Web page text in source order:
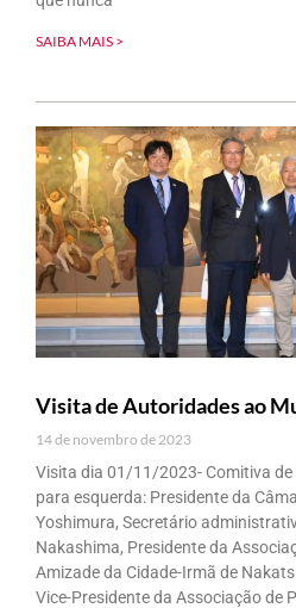
SAIBA MAIS >
Visita de Autoridades ao
14 de novembro de 2023
Visita dia 01/11/2023- Comitiva
para esquerda: Presidente da
Yoshimura, Secretário
Nakashima, Presidente da
Amizade da Cidade-Irmã de
Vice-Presidente da Associação de